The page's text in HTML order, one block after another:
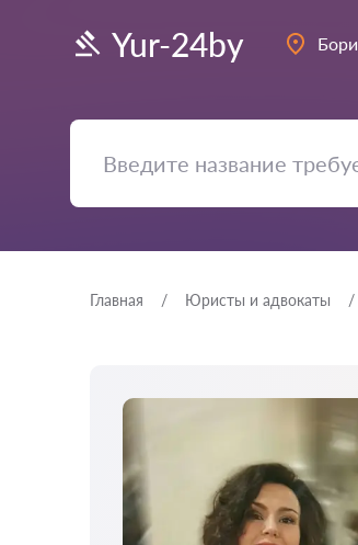
Yur-24by
Главная Юристы и адвокаты